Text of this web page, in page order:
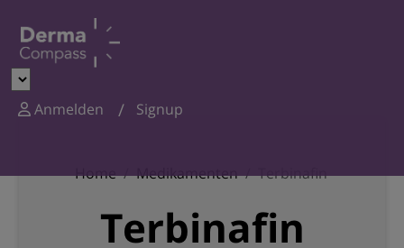
Anmelden Signup
Home Medikamenten Terbinafin
Terbinafin